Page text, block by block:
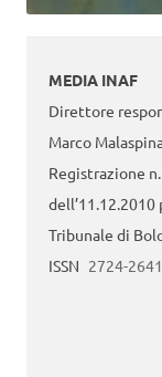
MEDIA INAF
Direttore
Marco
Registrazione
dell’11.12.2010
Tribunale di
ISSN 2724-2641